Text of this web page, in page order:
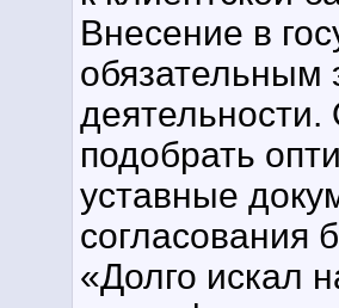
Внесение в
обязательным
подобрать
уставные
согласования
«Долго искал